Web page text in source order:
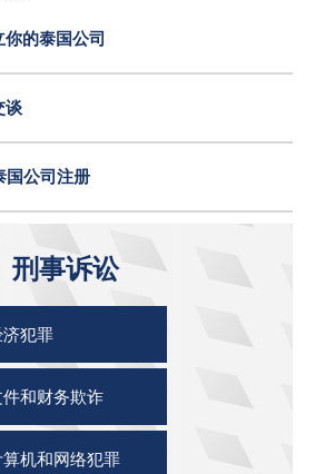
的泰国公司
谈
国公司注册
刑事诉讼
犯罪
和财务欺诈
机和网络犯罪